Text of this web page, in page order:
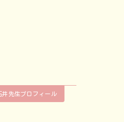
先生プロフィール